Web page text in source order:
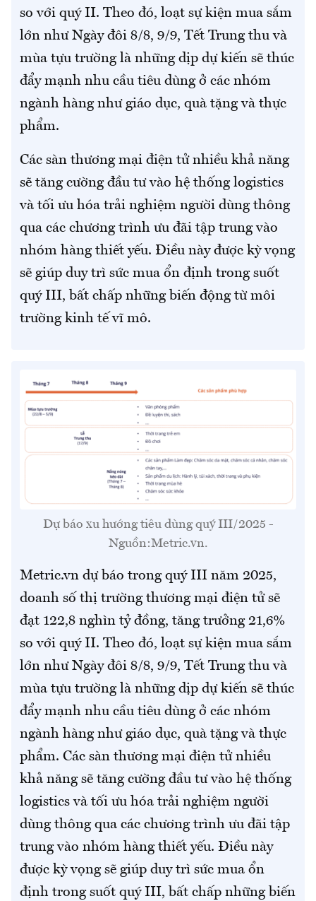
so với quý II. Theo đó, loạt sự kiện mua sắm
lớn như Ngày đôi 8/8, 9/9, Tết Trung thu và
mùa tựu trường là những dịp dự kiến sẽ thúc
đẩy mạnh nhu cầu tiêu dùng ở các nhóm
ngành hàng như giáo dục, quà tặng và thực
phẩm.
Các sàn thương mại điện tử nhiều khả năng
sẽ tăng cường đầu tư vào hệ thống logistics
và tối ưu hóa trải nghiệm người dùng thông
qua các chương trình ưu đãi tập trung vào
nhóm hàng thiết yếu. Điều này được kỳ vọng
sẽ giúp duy trì sức mua ổn định trong suốt
quý III, bất chấp những biến động từ môi
trường kinh tế vĩ mô.
Dự báo xu hướng tiêu dùng quý III/2025 -
Nguồn:Metric.vn.
Metric.vn dự báo trong quý III năm 2025,
doanh số thị trường thương mại điện tử sẽ
đạt 122,8 nghìn tỷ đồng, tăng trưởng 21,6%
so với quý II. Theo đó, loạt sự kiện mua sắm
lớn như Ngày đôi 8/8, 9/9, Tết Trung thu và
mùa tựu trường là những dịp dự kiến sẽ thúc
đẩy mạnh nhu cầu tiêu dùng ở các nhóm
ngành hàng như giáo dục, quà tặng và thực
phẩm. Các sàn thương mại điện tử nhiều
khả năng sẽ tăng cường đầu tư vào hệ thống
logistics và tối ưu hóa trải nghiệm người
dùng thông qua các chương trình ưu đãi tập
trung vào nhóm hàng thiết yếu. Điều này
được kỳ vọng sẽ giúp duy trì sức mua ổn
định trong suốt quý III, bất chấp những biến